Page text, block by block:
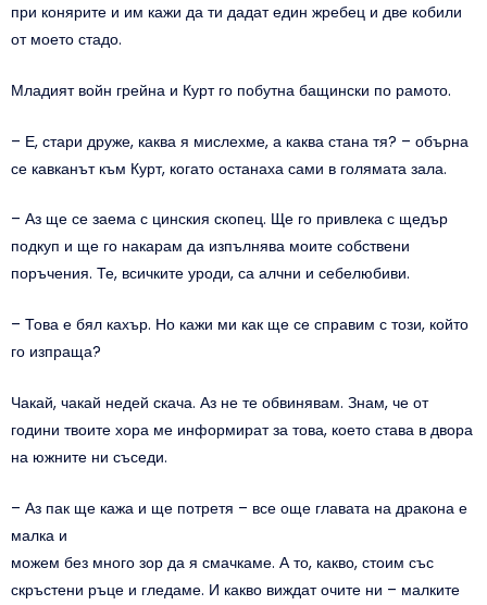
при конярите и им кажи да ти дадат един жребец и две кобили
от моето стадо.
Младият войн грейна и Курт го побутна бащински по рамото.
– Е, стари друже, каква я мислехме, а каква стана тя? – обърна
се кавканът към Курт, когато останаха сами в голямата зала.
– Аз ще се заема с цинския скопец. Ще го привлека с щедър
подкуп и ще го накарам да изпълнява моите собствени
поръчения. Те, всичките уроди, са алчни и себелюбиви.
– Това е бял кахър. Но кажи ми как ще се справим с този, който
го изпраща?
Чакай, чакай недей скача. Аз не те обвинявам. Знам, че от
години твоите хора ме информират за това, което става в двора
на южните ни съседи.
– Аз пак ще кажа и ще потретя – все още главата на дракона е
малка и
можем без много зор да я смачкаме. А то, какво, стоим със
скръстени ръце и гледаме. И какво виждат очите ни – малките